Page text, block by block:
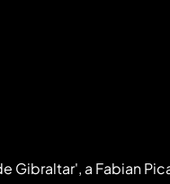
Gibraltar', a Fabian